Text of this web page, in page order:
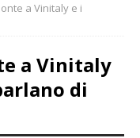
a Vinitaly e i
a Vinitaly
di